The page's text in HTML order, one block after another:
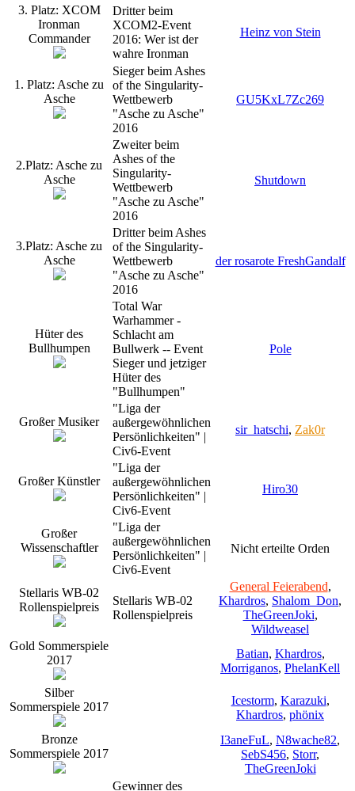
3. Platz: XCOM
Ironman
Commander
Dritter beim
XCOM2-Event
2016: Wer ist der
wahre Ironman
Heinz von Stein
1. Platz: Asche zu
Asche
Sieger beim Ashes
of the Singularity-
Wettbewerb
"Asche zu Asche"
2016
GU5KxL7Zc269
2.Platz: Asche zu
Asche
Zweiter beim
Ashes of the
Singularity-
Wettbewerb
"Asche zu Asche"
2016
Shutdown
3.Platz: Asche zu
Asche
Dritter beim Ashes
of the Singularity-
Wettbewerb
"Asche zu Asche"
2016
der rosarote FreshGandalf
Hüter des
Bullhumpen
Total War
Warhammer -
Schlacht am
Bullwerk -- Event
Sieger und jetziger
Hüter des
"Bullhumpen"
Pole
Großer Musiker
"Liga der
außergewöhnlichen
Persönlichkeiten" |
Civ6-Event
sir_hatschi, Zak0r
Großer Künstler
"Liga der
außergewöhnlichen
Persönlichkeiten" |
Civ6-Event
Hiro30
Großer
Wissenschaftler
"Liga der
außergewöhnlichen
Persönlichkeiten" |
Civ6-Event
Nicht erteilte Orden
Stellaris WB-02
Rollenspielpreis
Stellaris WB-02
Rollenspielpreis
General Feierabend,
Khardros, Shalom_Don,
TheGreenJoki,
Wildweasel
Gold Sommerspiele
2017
Batian, Khardros,
Morriganos, PhelanKell
Silber
Sommerspiele 2017
Icestorm, Karazuki,
Khardros, phönix
Bronze
Sommerspiele 2017
I3aneFuL, N8wache82,
SebS456, Storr,
TheGreenJoki
Gewinner des